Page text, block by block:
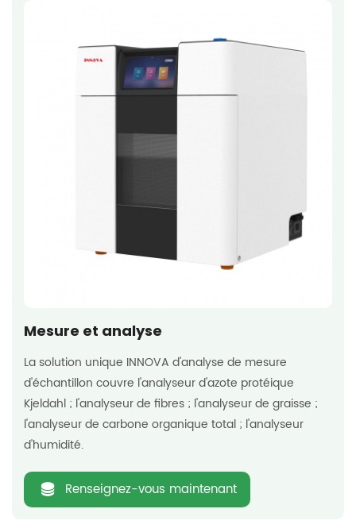
Mesure et analyse
La solution unique INNOVA d'analyse de mesure
d'échantillon couvre l'analyseur d'azote protéique
Kjeldahl ; l'analyseur de fibres ; l'analyseur de graisse ;
l'analyseur de carbone organique total ; l'analyseur
d'humidité.
Renseignez-vous maintenant